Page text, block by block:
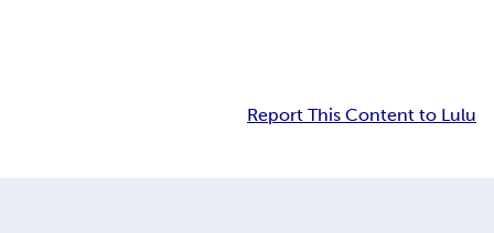
Report This Content to Lulu